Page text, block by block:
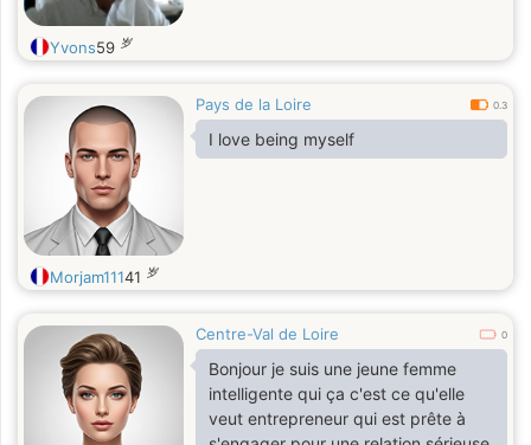
Yvons59 岁
Pays de la Loire 0.3
I love being myself
Morjam11141 岁
Centre-Val de Loire 0
Bonjour je suis une jeune femme
intelligente qui ça c'est ce qu'elle
veut entrepreneur qui est prête à